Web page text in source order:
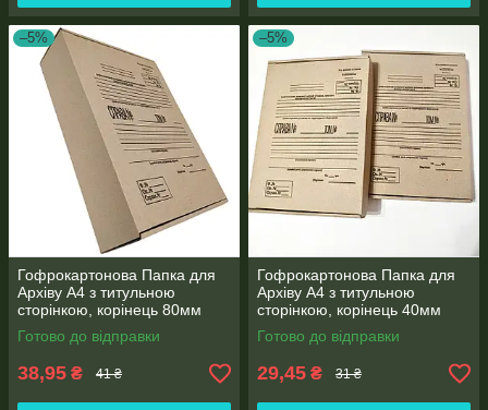
–5%
Гофрокартонова Папка для
Архіву А4 з титульною
сторінкою, корінець 80мм
Готово до відправки
38,95 ₴ 41 ₴
–5%
Гофрокартонова Папка для
Архіву А4 з титульною
сторінкою, корінець 40мм
Готово до відправки
29,45 ₴ 31 ₴